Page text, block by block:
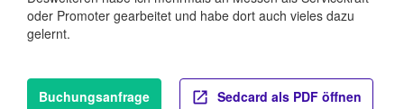
oder Promoter gearbeitet und habe dort auch vieles dazu
gelernt.
Buchungsanfrage Sedcard als PDF öffnen